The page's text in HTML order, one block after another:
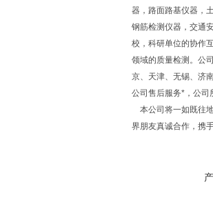
器，路面路基仪器，
钢筋检测仪器，交通
校，科研单位的协作
领域的质量检测。公
京、天津、无锡、济
公司售后服务*，公司
本公司将一如既往
界朋友真诚合作，携